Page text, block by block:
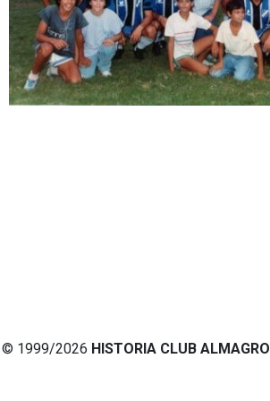
© 1999/2026 HISTORIA CLUB ALMAGRO